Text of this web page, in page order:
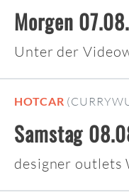
Morgen
Unter der
HOTCAR
Samstag
designer outlets